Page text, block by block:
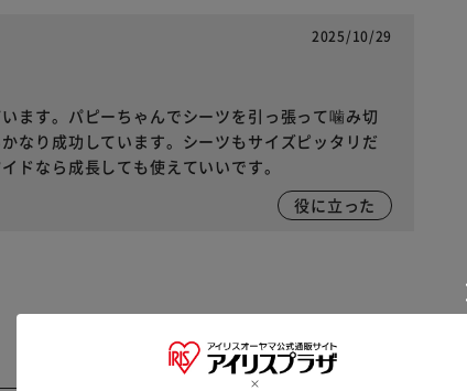
2025/10/29
ます。パピーちゃんでシーツを引っ張って噛み切
なり成功しています。シーツもサイズピッタリだ
ドなら成長しても使えていいです。
役に立った